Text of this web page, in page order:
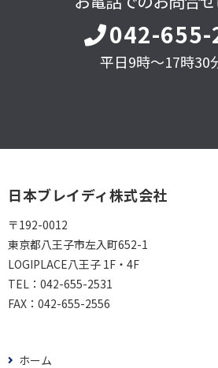
042-655-
平日9時～17時30
日本ブレイディ株式会社
〒192-0012
東京都八王子市左入町652-1
LOGIPLACE八王子 1F・4F
TEL： 042-655-2531
FAX： 042-655-2556
ホーム